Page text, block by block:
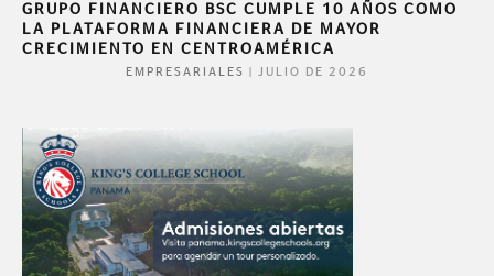
GRUPO FINANCIERO BSC CUMPLE 10 AÑOS COMO
LA PLATAFORMA FINANCIERA DE MAYOR
CRECIMIENTO EN CENTROAMÉRICA
EMPRESARIALES JULIO DE 2026